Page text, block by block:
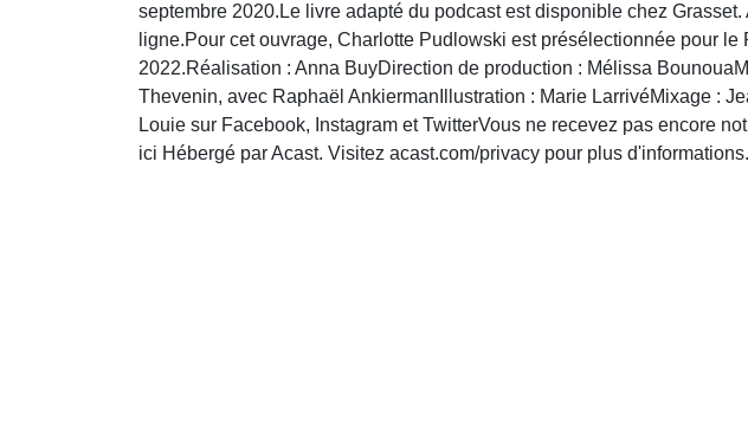
septembre 2020.Le livre adapté du podcast est disponible chez Grasset.
ligne.Pour cet ouvrage, Charlotte Pudlowski est présélectionnée pour le
2022.Réalisation : Anna BuyDirection de production : Mélissa
Thevenin, avec Raphaël AnkiermanIllustration : Marie LarrivéMixage :
Louie sur Facebook, Instagram et TwitterVous ne recevez pas encore
ici Hébergé par Acast. Visitez acast.com/privacy pour plus d'informations.